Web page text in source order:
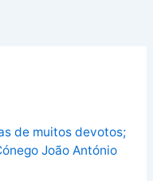
de muitos devotos;
João António